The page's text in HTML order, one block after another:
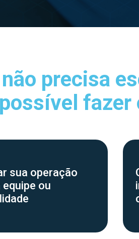
precisa
possível fazer
sua operação
ou